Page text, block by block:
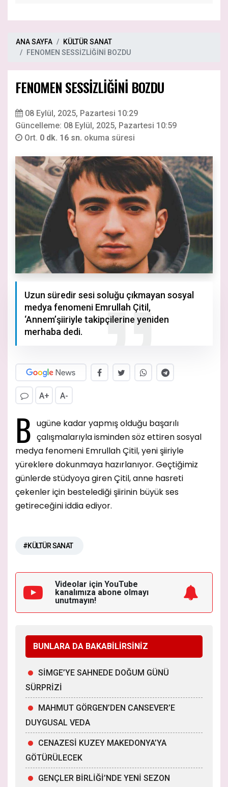
ANA SAYFA
KÜLTÜR SANAT
FENOMEN SESSİZLİĞİNİ BOZDU
FENOMEN SESSİZLİĞİNİ BOZDU
08 Eylül, 2025, Pazartesi 10:29
Güncelleme: 08 Eylül, 2025, Pazartesi 10:59
Ort. 0 dk. 16 sn. okuma süresi
Uzun süredir sesi soluğu çıkmayan sosyal
medya fenomeni Emrullah Çitil,
‘Annem’şiiriyle takipçilerine yeniden
merhaba dedi.
A+ A-
B ugüne kadar yapmış olduğu başarılı
çalışmalarıyla isminden söz ettiren sosyal
medya fenomeni Emrullah Çitil, yeni şiiriyle
yüreklere dokunmaya hazırlanıyor. Geçtiğimiz
günlerde stüdyoya giren Çitil, anne hasreti
çekenler için bestelediği şiirinin büyük ses
getireceğini iddia ediyor.
#KÜLTÜR SANAT
Videolar için YouTube
kanalımıza abone olmayı
unutmayın!
BUNLARA DA BAKABİLİRSİNİZ
SİMGE’YE SAHNEDE DOĞUM GÜNÜ
SÜRPRİZİ
MAHMUT GÖRGEN’DEN CANSEVER’E
DUYGUSAL VEDA
CENAZESİ KUZEY MAKEDONYA’YA
GÖTÜRÜLECEK
GENÇLER BİRLİĞİ’NDE YENİ SEZON